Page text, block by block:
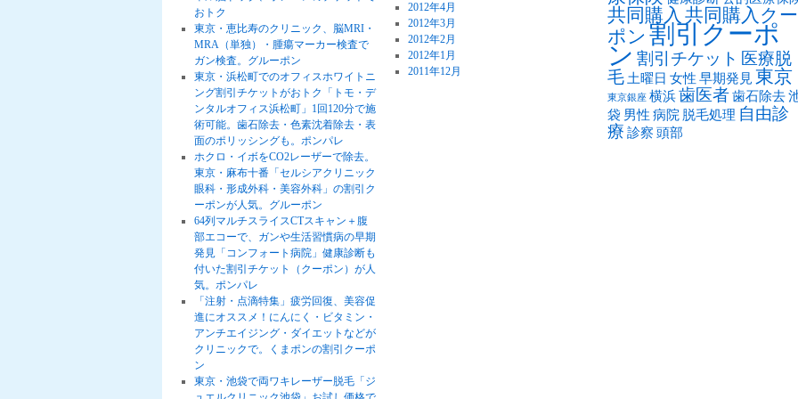
おトク
東京・恵比寿のクリニック、脳MRI・
MRA（単独）・腫瘍マーカー検査で
ガン検査。グルーポン
東京・浜松町でのオフィスホワイトニ
ング割引チケットがおトク「トモ・デ
ンタルオフィス浜松町」1回120分で施
術可能。歯石除去・色素沈着除去・表
面のポリッシングも。ポンパレ
ホクロ・イボをCO2レーザーで除去。
東京・麻布十番「セルシアクリニック
眼科・形成外科・美容外科」の割引ク
ーポンが人気。グルーポン
64列マルチスライスCTスキャン＋腹
部エコーで、ガンや生活習慣病の早期
発見「コンフォート病院」健康診断も
付いた割引チケット（クーポン）が人
気。ポンパレ
「注射・点滴特集」疲労回復、美容促
進にオススメ！にんにく・ビタミン・
アンチエイジング・ダイエットなどが
クリニックで。くまポンの割引クーポ
ン
東京・池袋で両ワキレーザー脱毛「ジ
2012年4月
2012年3月
2012年2月
2012年1月
2011年12月
共同購入 共同購入クー
ポン 割引クーポ
ン 割引チケット 医療脱
毛 土曜日 女性 早期発見 東京
東京銀座 横浜歯医者歯石除去
袋 男性 病院 脱毛処理 自由診
療 診察 頭部